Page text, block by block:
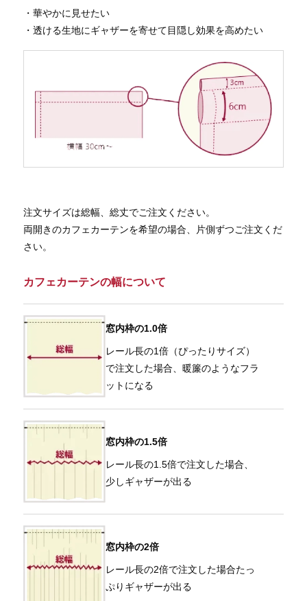
・華やかに見せたい
・透ける生地にギャザーを寄せて目隠し効果を高めたい
注文サイズは総幅、総丈でご注文ください。
両開きのカフェカーテンを希望の場合、片側ずつご注文くだ
さい。
カフェカーテンの幅について
窓内枠の1.0倍
レール長の1倍（ぴったりサイズ）
で注文した場合、暖簾のようなフラ
ットになる
窓内枠の1.5倍
レール長の1.5倍で注文した場合、
少しギャザーが出る
窓内枠の2倍
レール長の2倍で注文した場合たっ
ぷりギャザーが出る